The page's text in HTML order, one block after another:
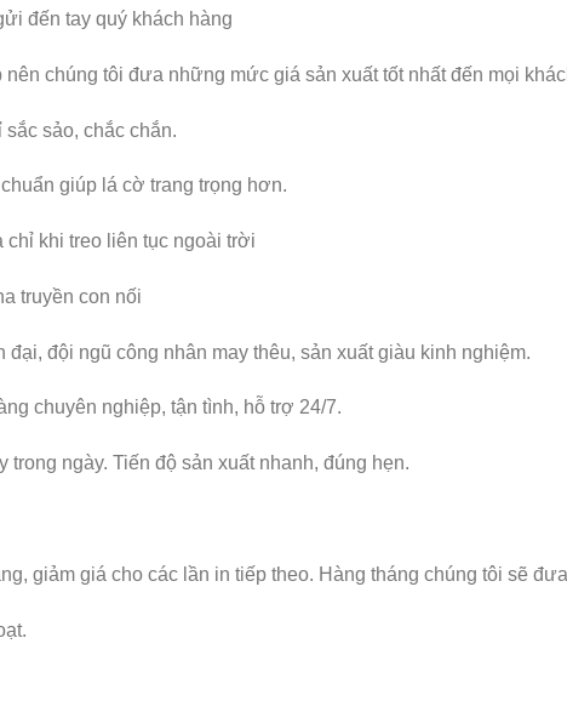
đến tay quý khách hàng
nên chúng tôi đưa những mức giá sản xuất tốt nhất đến mọi
sảo, chắc chắn.
giúp lá cờ trang trọng hơn.
khi treo liên tục ngoài trời
truyền con nối
đội ngũ công nhân may thêu, sản xuất giàu kinh nghiệm.
chuyên nghiệp, tận tình, hỗ trợ 24/7.
trong ngày. Tiến độ sản xuất nhanh, đúng hẹn.
giảm giá cho các lần in tiếp theo. Hàng tháng chúng tôi sẽ